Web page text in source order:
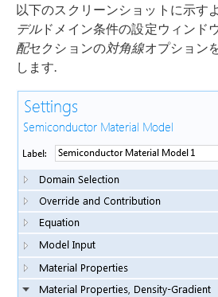
以下のスクリーンショットに示す
デルドメイン条件の設定ウィンド
配セクションの対角線オプション
します.